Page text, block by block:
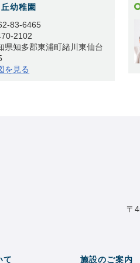
幼稚園
83-6465
2102
県知多郡東浦町緒川東仙台
を見る
〒
て 施設のご案内